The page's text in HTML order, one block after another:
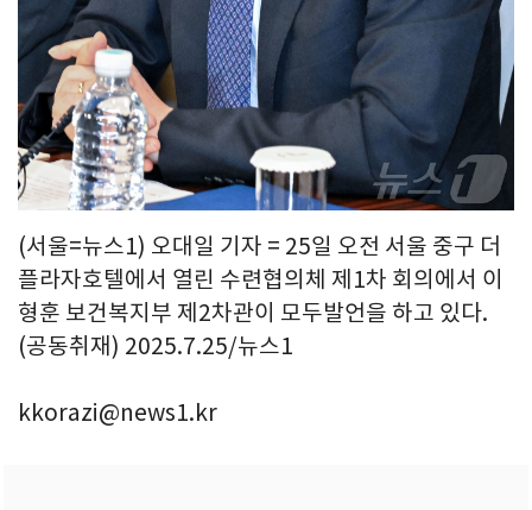
(서울=뉴스1) 오대일 기자 = 25일 오전 서울 중구 더
플라자호텔에서 열린 수련협의체 제1차 회의에서 이
형훈 보건복지부 제2차관이 모두발언을 하고 있다.
(공동취재) 2025.7.25/뉴스1
kkorazi@news1.kr